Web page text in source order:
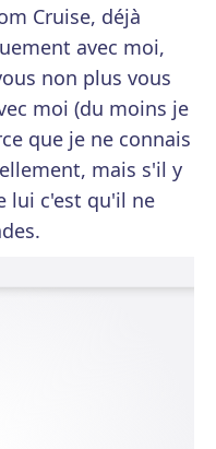
Cruise, déjà
avec moi,
non plus vous
moi (du moins je
que je ne connais
mais s'il y
lui c'est qu'il ne